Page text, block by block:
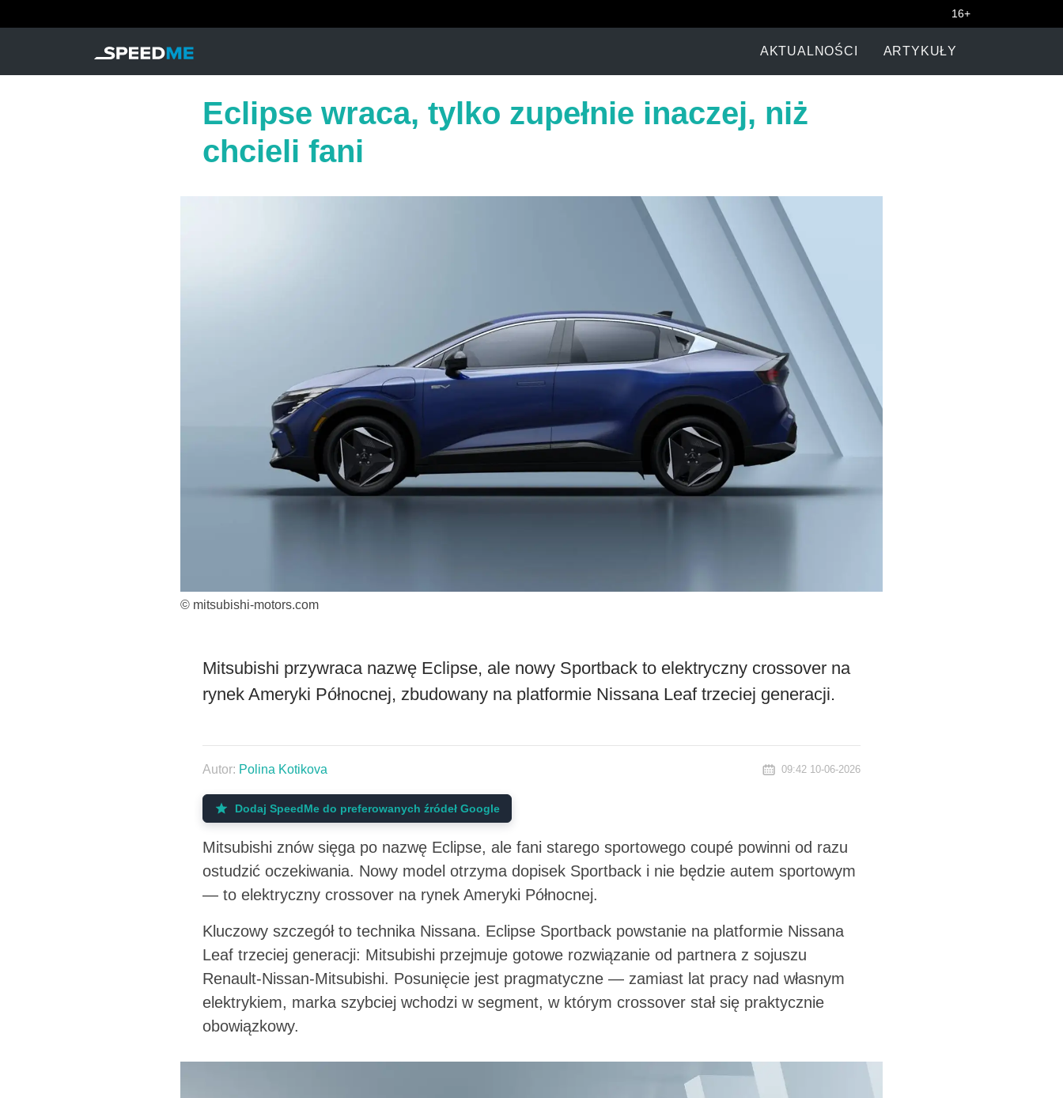
16+
AKTUALNOŚCI ARTYKUŁY
Eclipse wraca, tylko zupełnie inaczej, niż
chcieli fani
© mitsubishi-motors.com
Mitsubishi przywraca nazwę Eclipse, ale nowy Sportback to elektryczny crossover na
rynek Ameryki Północnej, zbudowany na platformie Nissana Leaf trzeciej generacji.
Autor: Polina Kotikova 09:42 10-06-2026
Dodaj SpeedMe do preferowanych źródeł Google
Mitsubishi znów sięga po nazwę Eclipse, ale fani starego sportowego coupé powinni od razu
ostudzić oczekiwania. Nowy model otrzyma dopisek Sportback i nie będzie autem sportowym
— to elektryczny crossover na rynek Ameryki Północnej.
Kluczowy szczegół to technika Nissana. Eclipse Sportback powstanie na platformie Nissana
Leaf trzeciej generacji: Mitsubishi przejmuje gotowe rozwiązanie od partnera z sojuszu
Renault-Nissan-Mitsubishi. Posunięcie jest pragmatyczne — zamiast lat pracy nad własnym
elektrykiem, marka szybciej wchodzi w segment, w którym crossover stał się praktycznie
obowiązkowy.